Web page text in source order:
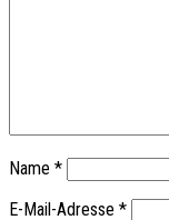
Name *
E-Mail-Adresse *